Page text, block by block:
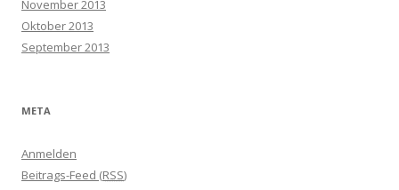
November 2013
Oktober 2013
September 2013
META
Anmelden
Beitrags-Feed (RSS)